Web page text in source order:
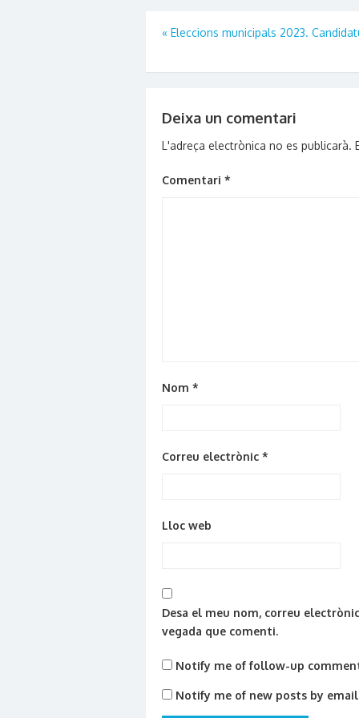
Navegació
« Eleccions municipals 2023.
Deixa un comentari
L'adreça electrònica no es publicarà.
Comentari *
Nom *
Correu electrònic *
Lloc web
Desa el meu nom, correu
vegada que comenti.
Notify me of follow-up
Notify me of new posts by